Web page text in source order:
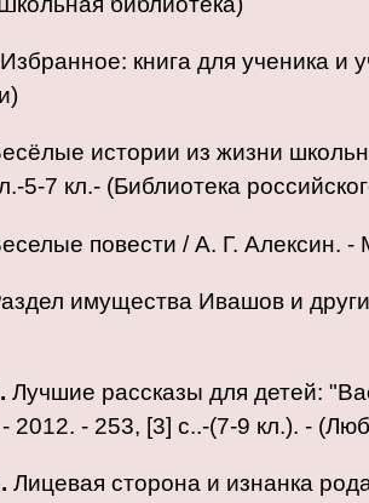
Избранное: книга для ученика и
истории из жизни
5-7 кл.- (Библиотека
повести / А. Г. Алексин. -
имущества Ивашов и
Лучшие рассказы для детей:
2012. - 253, [3] с..-(7-9 кл.). -
Лицевая сторона и изнанка